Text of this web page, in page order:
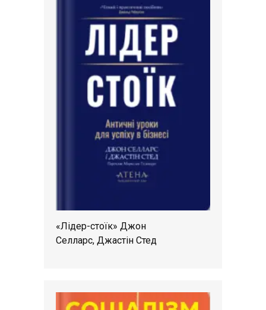
«Лідер-стоїк» Джон
Селларс, Джастін Стед